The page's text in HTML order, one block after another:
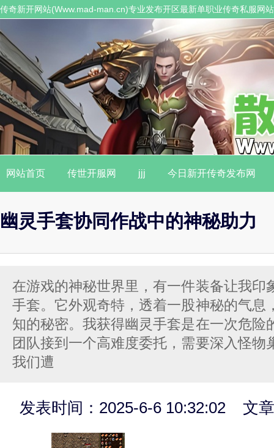
传奇新开网站(Www.mad-man.cn)专业发布开区最新单职业传奇私服网
网站首页 传世开服网 jjj 今日新开传奇发布网
幽灵手套协同作战中的神秘助力
在游戏的神秘世界里，有一件装备让我印
手套。它外观奇特，透着一股神秘的气息
知的秘密。我获得幽灵手套是在一次危险
团队接到一个高难度委托，需要深入怪物
我们遭
发表时间：2025-6-6 10:32:02 文